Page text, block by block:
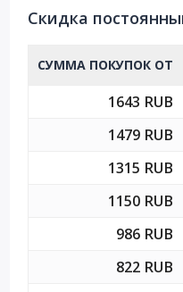
Cкидка
СУММА ПОКУПОК ОТ
1643 RUB
1479 RUB
1315 RUB
1150 RUB
986 RUB
822 RUB